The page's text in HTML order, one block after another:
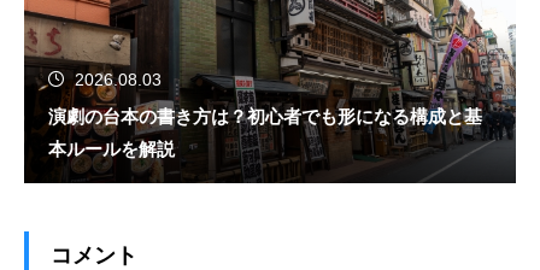
2026.08.03
演劇の台本の書き方は？初心者でも形になる構成と基
本ルールを解説
コメント